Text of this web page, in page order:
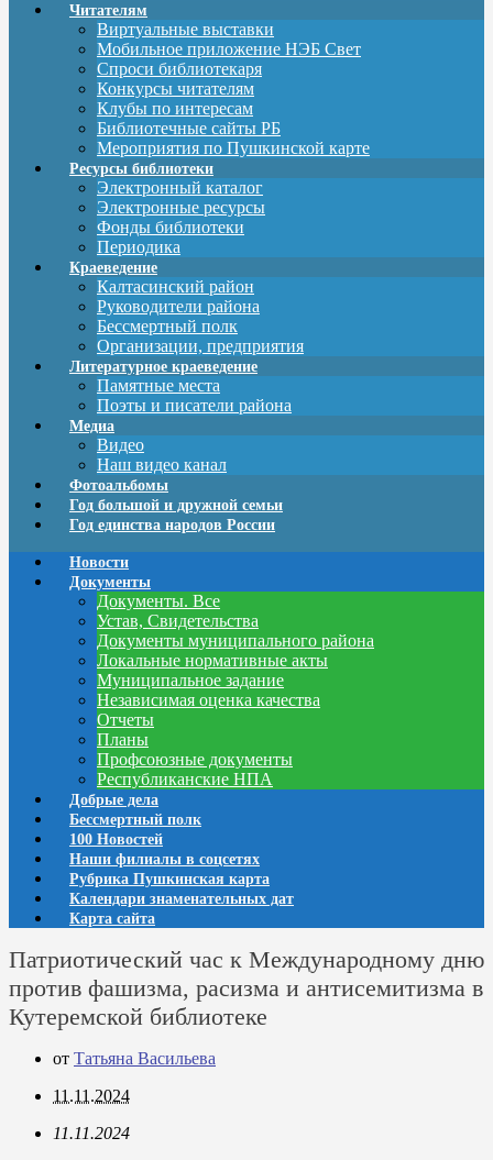
Читателям
Виртуальные выставки
Мобильное приложение НЭБ Свет
Спроси библиотекаря
Конкурсы читателям
Клубы по интересам
Библиотечные сайты РБ
Мероприятия по Пушкинской карте
Ресурсы библиотеки
Электронный каталог
Электронные ресурсы
Фонды библиотеки
Периодика
Краеведение
Калтасинский район
Руководители района
Бессмертный полк
Организации, предприятия
Литературное краеведение
Памятные места
Поэты и писатели района
Медиа
Видео
Наш видео канал
Фотоальбомы
Год большой и дружной семьи
Год единства народов России
Новости
Документы
Документы. Все
Устав, Свидетельства
Документы муниципального района
Локальные нормативные акты
Муниципальное задание
Независимая оценка качества
Отчеты
Планы
Профсоюзные документы
Республиканские НПА
Добрые дела
Бессмертный полк
100 Новостей
Наши филиалы в соцсетях
Рубрика Пушкинская карта
Календари знаменательных дат
Карта сайта
Патриотический час к Международному дню
против фашизма, расизма и антисемитизма в
Кутеремской библиотеке
от Татьяна Васильева
11.11.2024
11.11.2024